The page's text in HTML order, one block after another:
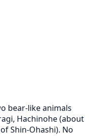
bear-like animals
Hachinohe (about
Shin-Ohashi). No